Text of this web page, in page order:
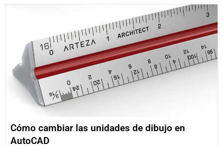
Cómo cambiar las unidades de dibujo en
AutoCAD